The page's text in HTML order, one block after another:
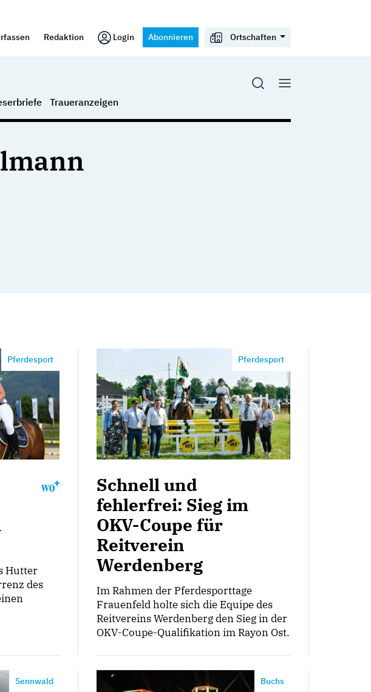
Redaktion Login Abonnieren Ortschaften
Traueranzeigen
Pferdesport
Hutter
des
Pferdesport
Schnell und
fehlerfrei: Sieg im
OKV-Coupe für
Reitverein
Werdenberg
Im Rahmen der Pferdesporttage
Frauenfeld holte sich die Equipe des
Reitvereins Werdenberg den Sieg in der
OKV-Coupe-Qualifikation im Rayon Ost.
Sennwald Buchs